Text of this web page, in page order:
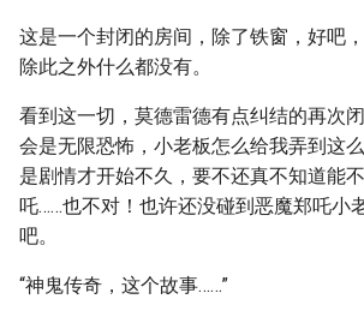
这是一个封闭的房间，除了铁窗，好吧
除此之外什么都没有。
看到这一切，莫德雷德有点纠结的再次
会是无限恐怖，小老板怎么给我弄到这
是剧情才开始不久，要不还真不知道能
吒……也不对！也许还没碰到恶魔郑吒小
吧。
“神鬼传奇，这个故事……”